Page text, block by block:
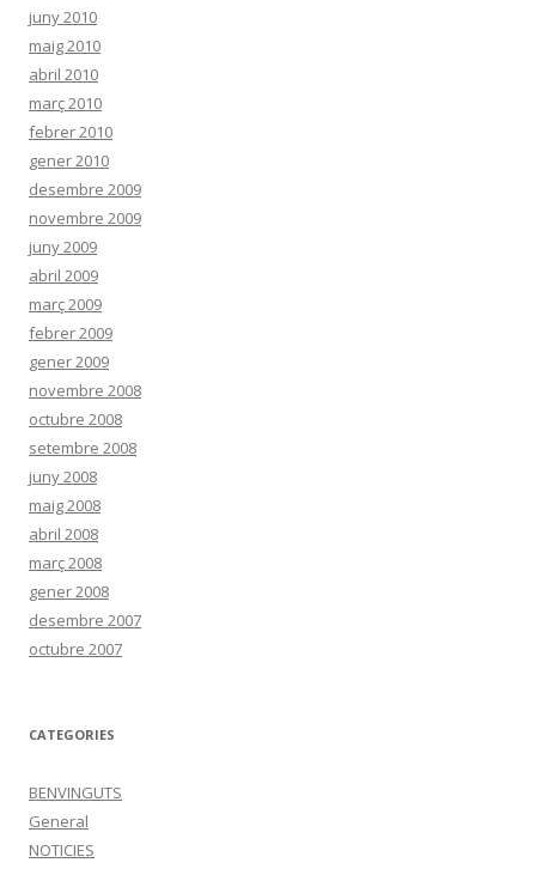
juny 2010
maig 2010
abril 2010
març 2010
febrer 2010
gener 2010
desembre 2009
novembre 2009
juny 2009
abril 2009
març 2009
febrer 2009
gener 2009
novembre 2008
octubre 2008
setembre 2008
juny 2008
maig 2008
abril 2008
març 2008
gener 2008
desembre 2007
octubre 2007
CATEGORIES
BENVINGUTS
General
NOTICIES